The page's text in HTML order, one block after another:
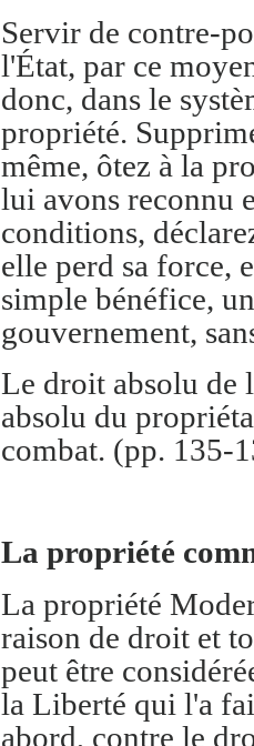
Servir de contre-
l'État, par ce
donc, dans le
propriété.
même, ôtez à la
lui avons reconnu
conditions,
elle perd sa force,
simple bénéfice,
gouvernement,
Le droit absolu de
absolu du
combat. (pp. 135-
La propriété
La propriété
raison de droit et
peut être
la Liberté qui l'a
abord, contre le